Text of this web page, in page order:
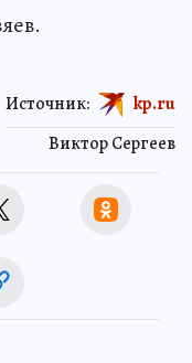
Виктор Сергеев
Источник: kp.ru